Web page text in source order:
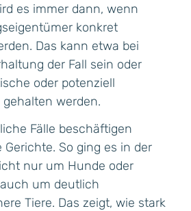
es immer dann, wenn
konkret
Das kann etwa bei
der Fall sein oder
oder potenziell
werden.
Fälle beschäftigen
Gerichte. So ging es in der
nur um Hunde oder
um deutlich
Tiere. Das zeigt, wie stark